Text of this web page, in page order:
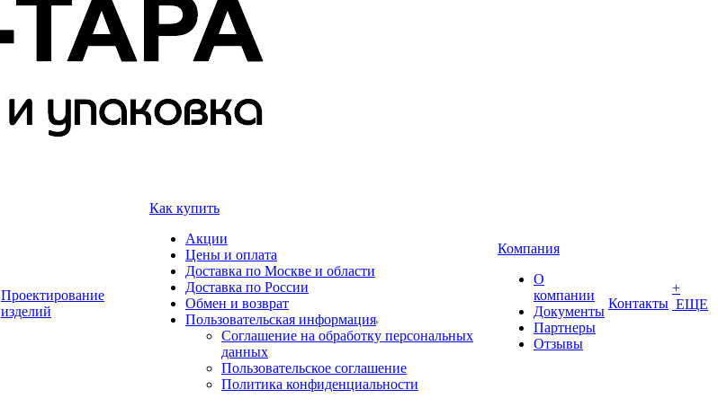
Проектирование
изделий
Как купить
Акции
Цены и оплата
Доставка по Москве и области
Доставка по России
Обмен и возврат
Пользовательская информация
Соглашение на обработку персональных
данных
Пользовательское соглашение
Политика конфиденциальности
Компания
О
компании
Документы
Партнеры
Отзывы
Контакты
+
ЕЩЕ